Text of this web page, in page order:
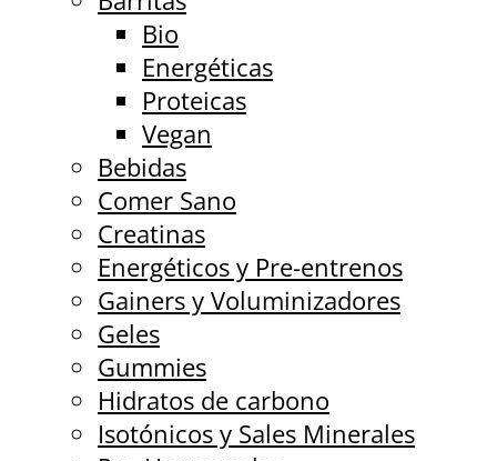
Bio
Energéticas
Proteicas
Vegan
Bebidas
Comer Sano
Creatinas
Energéticos y Pre-entrenos
Gainers y Voluminizadores
Geles
Gummies
Hidratos de carbono
Isotónicos y Sales Minerales